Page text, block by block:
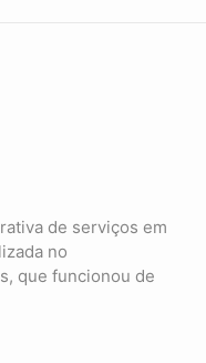
de serviços em
no
que funcionou de